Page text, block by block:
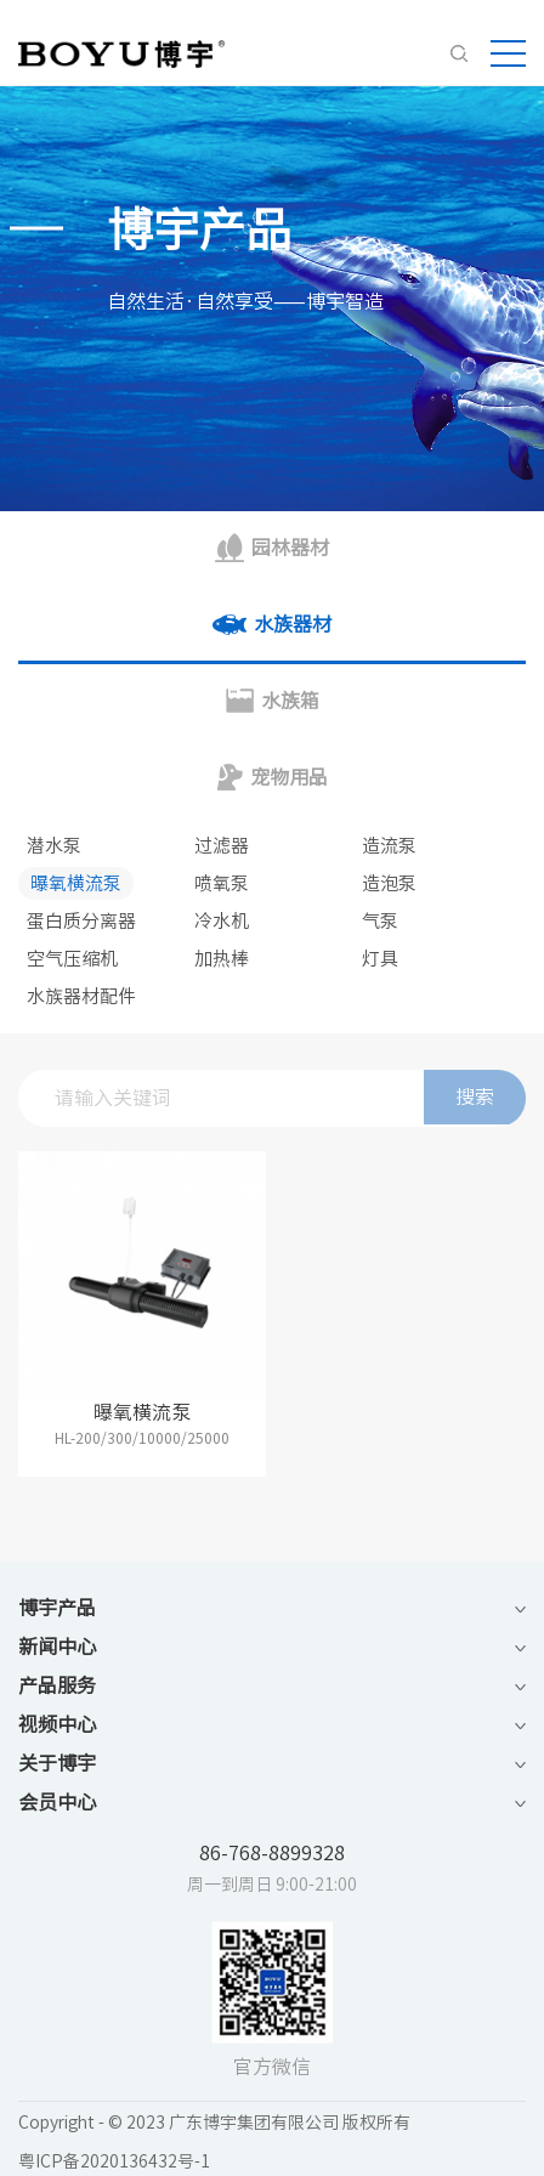
博宇产品
自然生活·自然享受——博宇智造
园林器材
水族器材
水族箱
宠物用品
潜水泵 过滤器 造流泵
曝氧横流泵 喷氧泵 造泡泵
蛋白质分离器 冷水机 气泵
空气压缩机 加热棒 灯具
水族器材配件
搜索
曝氧横流泵
HL-200/300/10000/25000
博宇产品
新闻中心
产品服务
视频中心
关于博宇
会员中心
86-768-8899328
周一到周日 9:00-21:00
官方微信
Copyright - © 2023 广东博宇集团有限公司 版权所有
粤ICP备2020136432号-1